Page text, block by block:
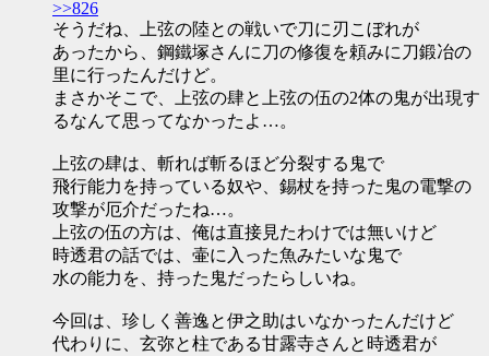
>>826
そうだね、上弦の陸との戦いで刀に刃こぼれが
あったから、鋼鐵塚さんに刀の修復を頼みに刀鍛冶の
里に行ったんだけど。
まさかそこで、上弦の肆と上弦の伍の2体の鬼が出現す
るなんて思ってなかったよ…。
上弦の肆は、斬れば斬るほど分裂する鬼で
飛行能力を持っている奴や、錫杖を持った鬼の電撃の
攻撃が厄介だったね…。
上弦の伍の方は、俺は直接見たわけでは無いけど
時透君の話では、壷に入った魚みたいな鬼で
水の能力を、持った鬼だったらしいね。
今回は、珍しく善逸と伊之助はいなかったんだけど
代わりに、玄弥と柱である甘露寺さんと時透君が